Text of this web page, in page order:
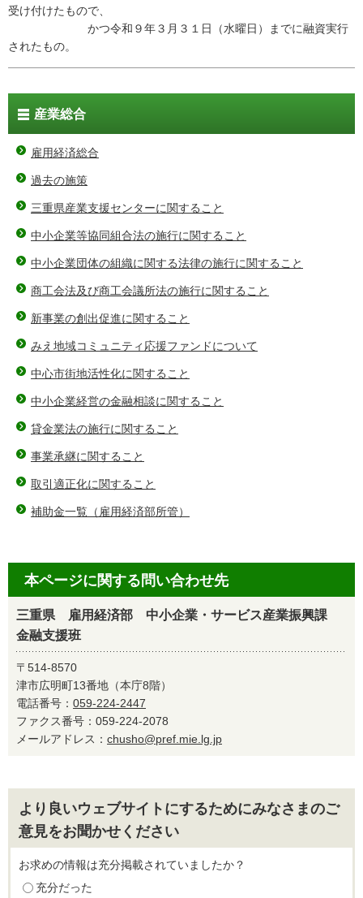
受け付けたもので、
かつ令和９年３月３１日（水曜日）までに融資実行
されたもの。
産業総合
雇用経済総合
過去の施策
三重県産業支援センターに関すること
中小企業等協同組合法の施行に関すること
中小企業団体の組織に関する法律の施行に関すること
商工会法及び商工会議所法の施行に関すること
新事業の創出促進に関すること
みえ地域コミュニティ応援ファンドについて
中心市街地活性化に関すること
中小企業経営の金融相談に関すること
貸金業法の施行に関すること
事業承継に関すること
取引適正化に関すること
補助金一覧（雇用経済部所管）
本ページに関する問い合わせ先
三重県 雇用経済部 中小企業・サービス産業振興課
金融支援班
〒514-8570
津市広明町13番地（本庁8階）
電話番号： 059-224-2447
ファクス番号：059-224-2078
メールアドレス： chusho@pref.mie.lg.jp
より良いウェブサイトにするためにみなさまのご
意見をお聞かせください
お求めの情報は充分掲載されていましたか？
充分だった